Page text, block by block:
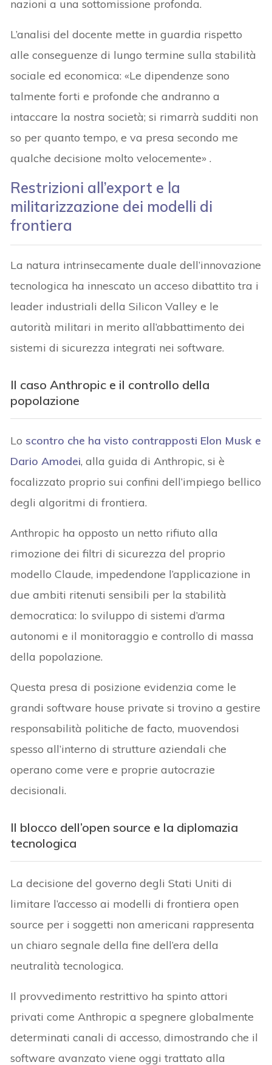
nazioni a una sottomissione profonda.
L’analisi del docente mette in guardia rispetto
alle conseguenze di lungo termine sulla stabilità
sociale ed economica: «Le dipendenze sono
talmente forti e profonde che andranno a
intaccare la nostra società; si rimarrà sudditi non
so per quanto tempo, e va presa secondo me
qualche decisione molto velocemente» .
Restrizioni all’export e la
militarizzazione dei modelli di
frontiera
La natura intrinsecamente duale dell’innovazione
tecnologica ha innescato un acceso dibattito tra i
leader industriali della Silicon Valley e le
autorità militari in merito all’abbattimento dei
sistemi di sicurezza integrati nei software.
Il caso Anthropic e il controllo della
popolazione
Lo scontro che ha visto contrapposti Elon Musk e
Dario Amodei, alla guida di Anthropic, si è
focalizzato proprio sui confini dell’impiego bellico
degli algoritmi di frontiera.
Anthropic ha opposto un netto rifiuto alla
rimozione dei filtri di sicurezza del proprio
modello Claude, impedendone l’applicazione in
due ambiti ritenuti sensibili per la stabilità
democratica: lo sviluppo di sistemi d’arma
autonomi e il monitoraggio e controllo di massa
della popolazione.
Questa presa di posizione evidenzia come le
grandi software house private si trovino a gestire
responsabilità politiche de facto, muovendosi
spesso all’interno di strutture aziendali che
operano come vere e proprie autocrazie
decisionali.
Il blocco dell’open source e la diplomazia
tecnologica
La decisione del governo degli Stati Uniti di
limitare l’accesso ai modelli di frontiera open
source per i soggetti non americani rappresenta
un chiaro segnale della fine dell’era della
neutralità tecnologica.
Il provvedimento restrittivo ha spinto attori
privati come Anthropic a spegnere globalmente
determinati canali di accesso, dimostrando che il
software avanzato viene oggi trattato alla